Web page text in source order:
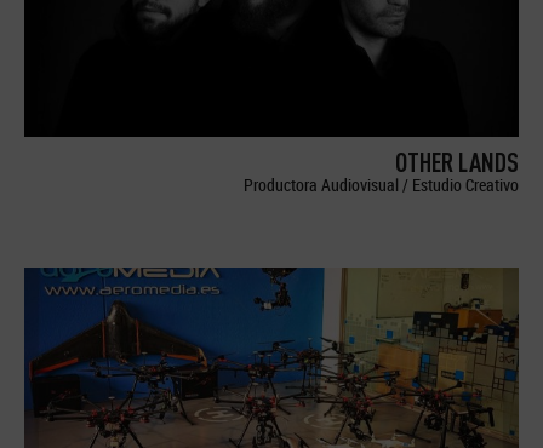
OTHER LANDS
Productora Audiovisual / Estudio Creativo